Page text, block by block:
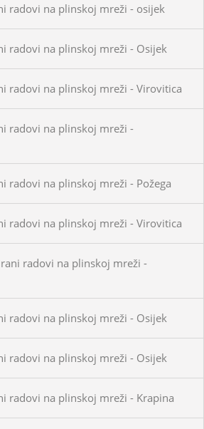
radovi na plinskoj mreži - osijek
radovi na plinskoj mreži - Osijek
radovi na plinskoj mreži - Virovitica
radovi na plinskoj mreži -
radovi na plinskoj mreži - Požega
radovi na plinskoj mreži - Virovitica
radovi na plinskoj mreži -
radovi na plinskoj mreži - Osijek
radovi na plinskoj mreži - Osijek
radovi na plinskoj mreži - Krapina